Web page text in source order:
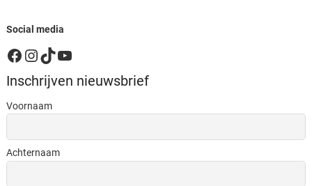
Social media
Facebook
Instagram
TikTok
YouTube
Inschrijven nieuwsbrief
Voornaam
Achternaam